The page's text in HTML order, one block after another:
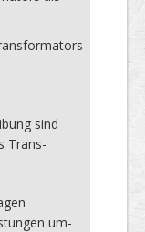
sind
Trans-
um-